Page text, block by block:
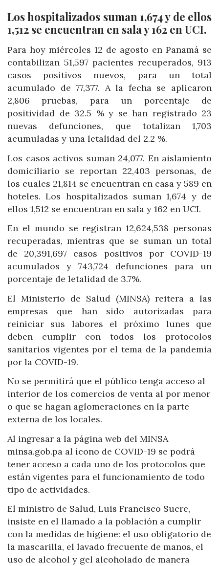
Los hospitalizados suman 1,674 y de ellos
1,512 se encuentran en sala y 162 en UCI.
Para hoy miércoles 12 de agosto en Panamá se
contabilizan 51,597 pacientes recuperados, 913
casos positivos nuevos, para un total
acumulado de 77,377. A la fecha se aplicaron
2,806 pruebas, para un porcentaje de
positividad de 32.5 % y se han registrado 23
nuevas defunciones, que totalizan 1,703
acumuladas y una letalidad del 2.2 %.
Los casos activos suman 24,077. En aislamiento
domiciliario se reportan 22,403 personas, de
los cuales 21,814 se encuentran en casa y 589 en
hoteles. Los hospitalizados suman 1,674 y de
ellos 1,512 se encuentran en sala y 162 en UCI.
En el mundo se registran 12,624,538 personas
recuperadas, mientras que se suman un total
de 20,391,697 casos positivos por COVID-19
acumulados y 743,724 defunciones para un
porcentaje de letalidad de 3.7%.
El Ministerio de Salud (MINSA) reitera a las
empresas que han sido autorizadas para
reiniciar sus labores el próximo lunes que
deben cumplir con todos los protocolos
sanitarios vigentes por el tema de la pandemia
por la COVID-19.
No se permitirá que el público tenga acceso al
interior de los comercios de venta al por menor
o que se hagan aglomeraciones en la parte
externa de los locales.
Al ingresar a la página web del MINSA
minsa.gob.pa al ícono de COVID-19 se podrá
tener acceso a cada uno de los protocolos que
están vigentes para el funcionamiento de todo
tipo de actividades.
El ministro de Salud, Luis Francisco Sucre,
insiste en el llamado a la población a cumplir
con la medidas de higiene: el uso obligatorio de
la mascarilla, el lavado frecuente de manos, el
uso de alcohol y gel alcoholado de manera